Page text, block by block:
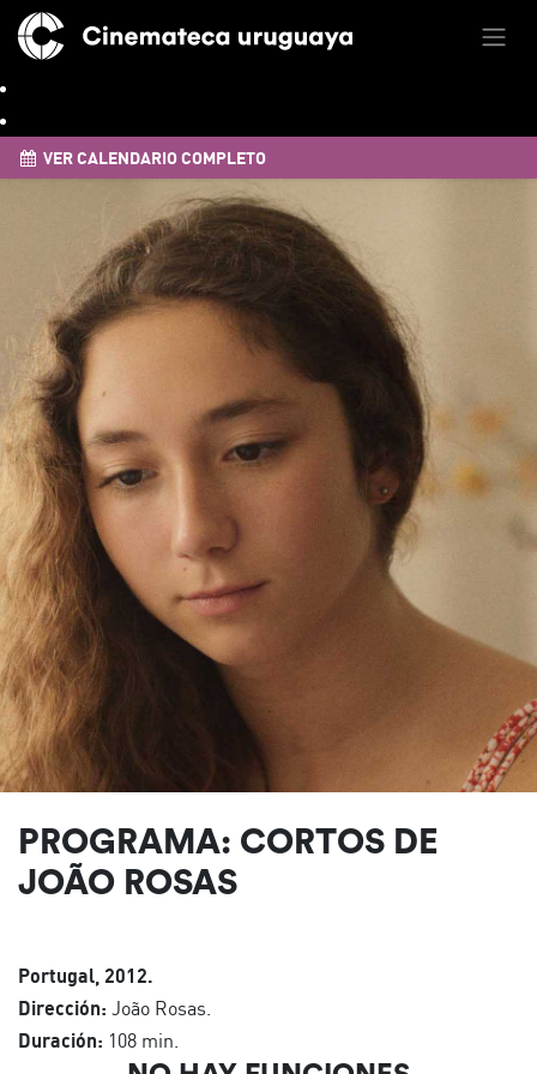
VER CALENDARIO COMPLETO
PROGRAMA: CORTOS DE
JOÃO ROSAS
Portugal, 2012.
Dirección: João Rosas.
Duración: 108 min.